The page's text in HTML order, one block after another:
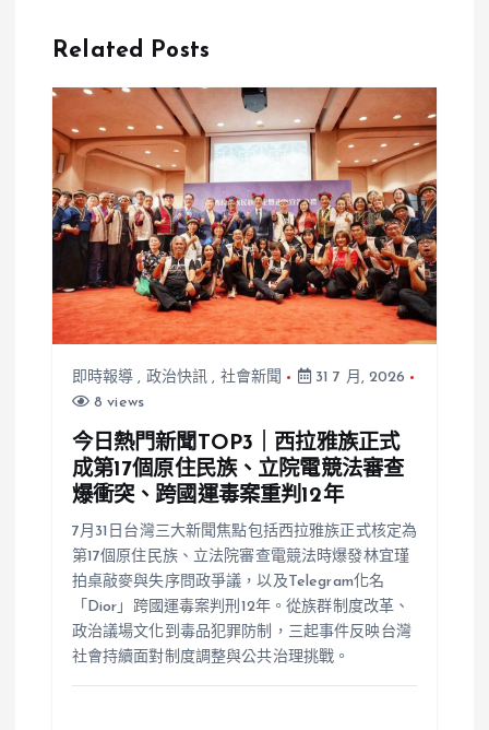
調查3/3 驗屍
Related Posts
即時報導 , 政治快訊 , 社會新聞
31 7 月, 2026
8 views
今日熱門新聞TOP3｜西拉雅族正式
成第17個原住民族、立院電競法審查
爆衝突、跨國運毒案重判12年
7月31日台灣三大新聞焦點包括西拉雅族正式核定為
第17個原住民族、立法院審查電競法時爆發林宜瑾
拍桌敲麥與失序問政爭議，以及Telegram化名
「Dior」跨國運毒案判刑12年。從族群制度改革、
政治議場文化到毒品犯罪防制，三起事件反映台灣
社會持續面對制度調整與公共治理挑戰。